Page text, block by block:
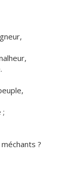
;
?